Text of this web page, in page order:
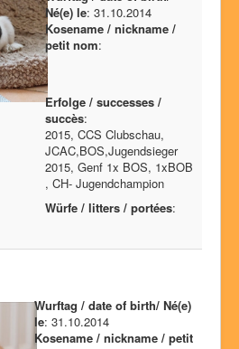
Né(e) le: 31.10.2014
Kosename / nickname /
petit nom:
Erfolge / successes /
succès:
2015, CCS Clubschau,
JCAC,BOS,Jugendsieger
2015, Genf 1x BOS, 1xBOB
, CH- Jugendchampion
Würfe / litters / portées:
Wurftag / date of birth/ Né(e)
le: 31.10.2014
Kosename / nickname / petit